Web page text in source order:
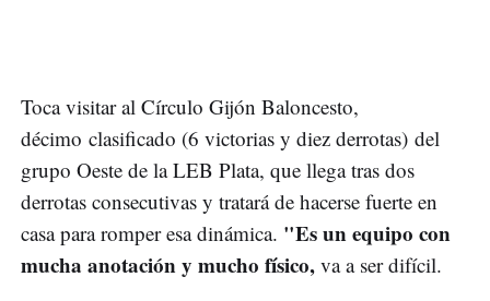
Toca visitar al Círculo Gijón Baloncesto,
décimo clasificado (6 victorias y diez derrotas) del
grupo Oeste de la LEB Plata, que llega tras dos
derrotas consecutivas y tratará de hacerse fuerte en
casa para romper esa dinámica. "Es un equipo con
mucha anotación y mucho físico, va a ser difícil.